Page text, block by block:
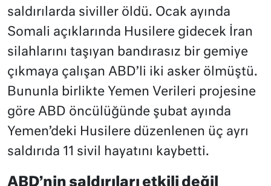
saldırılarda siviller öldü. Ocak ayında
Somali açıklarında Husilere gidecek İran
silahlarını taşıyan bandırasız bir gemiye
çıkmaya çalışan ABD’li iki asker ölmüştü.
Bununla birlikte Yemen Verileri projesine
göre ABD öncülüğünde şubat ayında
Yemen’deki Husilere düzenlenen üç ayrı
saldırıda 11 sivil hayatını kaybetti.
ABD’nin saldırıları etkili değil